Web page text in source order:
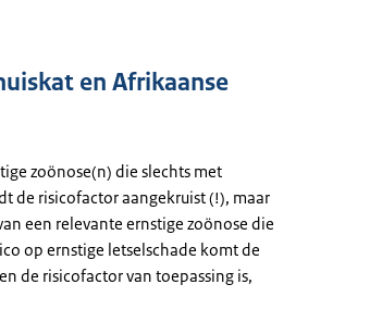
en Afrikaanse
zoönose(n) die slechts met
de risicofactor aangekruist (!), maar
een relevante ernstige zoönose die
op ernstige letselschade komt de
de risicofactor van toepassing is,